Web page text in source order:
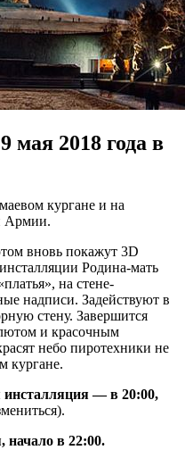
мая 2018 года в
кургане и на
Армии.
вновь покажут 3D
Родина-мать
на стене-
надписи. Задействуют в
стену. Завершится
и красочным
небо пиротехники не
кургане.
инсталляция — в 20:00,
начало в 22:00.